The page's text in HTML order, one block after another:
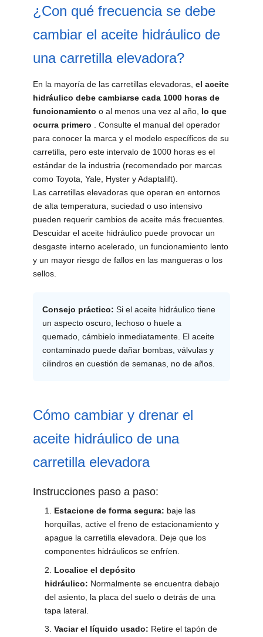
¿Con qué frecuencia se debe
cambiar el aceite hidráulico de
una carretilla elevadora?
En la mayoría de las carretillas elevadoras, el aceite
hidráulico debe cambiarse cada 1000 horas de
funcionamiento o al menos una vez al año, lo que
ocurra primero . Consulte el manual del operador
para conocer la marca y el modelo específicos de su
carretilla, pero este intervalo de 1000 horas es el
estándar de la industria (recomendado por marcas
como Toyota, Yale, Hyster y Adaptalift).
Las carretillas elevadoras que operan en entornos
de alta temperatura, suciedad o uso intensivo
pueden requerir cambios de aceite más frecuentes.
Descuidar el aceite hidráulico puede provocar un
desgaste interno acelerado, un funcionamiento lento
y un mayor riesgo de fallos en las mangueras o los
sellos.
Consejo práctico: Si el aceite hidráulico tiene
un aspecto oscuro, lechoso o huele a
quemado, cámbielo inmediatamente. El aceite
contaminado puede dañar bombas, válvulas y
cilindros en cuestión de semanas, no de años.
Cómo cambiar y drenar el
aceite hidráulico de una
carretilla elevadora
Instrucciones paso a paso:
Estacione de forma segura: baje las
horquillas, active el freno de estacionamiento y
apague la carretilla elevadora. Deje que los
componentes hidráulicos se enfríen.
Localice el depósito
hidráulico: Normalmente se encuentra debajo
del asiento, la placa del suelo o detrás de una
tapa lateral.
Vaciar el líquido usado: Retire el tapón de